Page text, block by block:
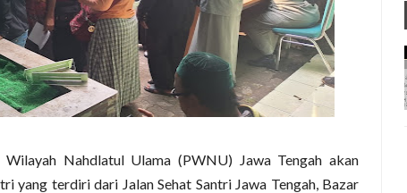
Wilayah Nahdlatul Ulama (PWNU) Jawa Tengah akan
yang terdiri dari Jalan Sehat Santri Jawa Tengah, Bazar